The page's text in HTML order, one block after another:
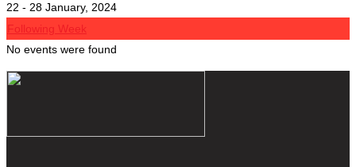
22 - 28 January, 2024
Following Week
No events were found